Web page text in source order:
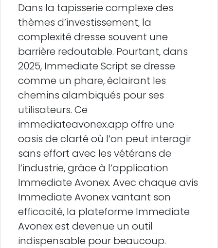
Dans la tapisserie complexe des
thèmes d’investissement, la
complexité dresse souvent une
barrière redoutable. Pourtant, dans
2025, Immediate Script se dresse
comme un phare, éclairant les
chemins alambiqués pour ses
utilisateurs. Ce
immediateavonex.app offre une
oasis de clarté où l’on peut interagir
sans effort avec les vétérans de
l’industrie, grâce à l’application
Immediate Avonex. Avec chaque avis
Immediate Avonex vantant son
efficacité, la plateforme Immediate
Avonex est devenue un outil
indispensable pour beaucoup.